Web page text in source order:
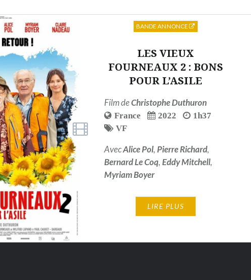
LES VIEUX
FOURNEAUX 2 : BONS
POUR L’ASILE
Film deChristophe Duthuron
France 2022
1h37
VF
AvecAlice Pol,Pierre Richard,
Bernard Le Coq,Eddy Mitchell,
Myriam Boyer
LIRE PLUS
BANDE ANNONCE